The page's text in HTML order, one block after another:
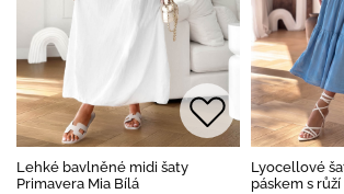
Lehké bavlněné midi šaty
Primavera Mia Bílá
Lyocellové
páskem s